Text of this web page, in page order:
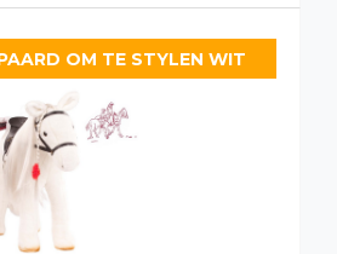
OM TE STYLEN WIT